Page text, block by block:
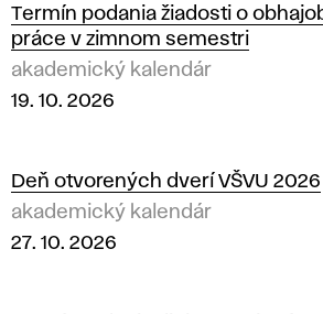
Termín podania žiadosti o
práce v zimnom semestri
akademický kalendár
19. 10. 2026
Deň otvorených dverí VŠVU 2026
akademický kalendár
27. 10. 2026